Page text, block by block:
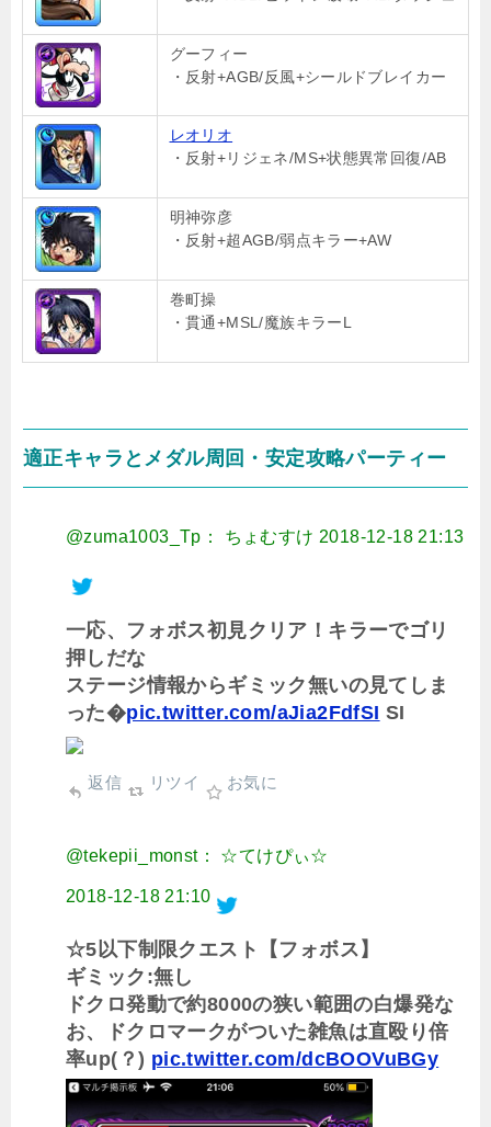
グーフィー
・反射+AGB/反風+シールドブレイカー
レオリオ
・反射+リジェネ/MS+状態異常回復/AB
明神弥彦
・反射+超AGB/弱点キラー+AW
巻町操
・貫通+MSL/魔族キラーL
適正キャラとメダル周回・安定攻略パーティー
@zuma1003_Tp： ちょむすけ 2018-12-18 21:13
一応、フォボス初見クリア！キラーでゴリ
押しだな
ステージ情報からギミック無いの見てしま
った�pic.twitter.com/aJia2FdfSI SI
返信 リツイ お気に
@tekepii_monst： ☆てけぴぃ☆
2018-12-18 21:10
☆5以下制限クエスト【フォボス】
ギミック:無し
ドクロ発動で約8000の狭い範囲の白爆発な
お、ドクロマークがついた雑魚は直殴り倍
率up(？) pic.twitter.com/dcBOOVuBGy